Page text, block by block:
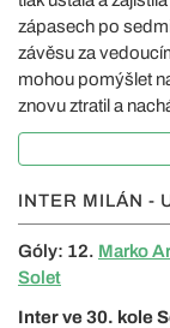
zápasech po
závěsu za
mohou pomýšlet
znovu ztratil a
INTER MILÁN -
Góly: 12. Marko
Solet
Inter ve 30. kole